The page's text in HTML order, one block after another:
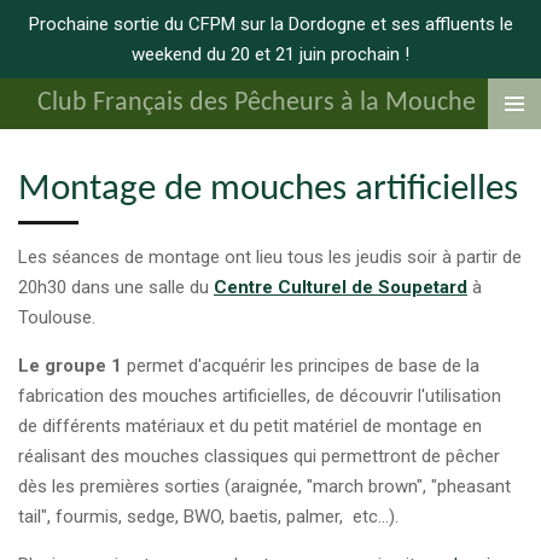
Passer
contenu
principal
Club Français des Pêcheurs à la Mouche
Prochaine sortie du CFPM sur la Dordogne et ses affluents le
weekend du 20 et 21 juin prochain !
Montage de mouches artificielles
Les séances de montage ont lieu tous les jeudis soir à partir de
20h30 dans une salle du Centre Culturel de Soupetard à
Toulouse.
Le groupe 1 permet d'acquérir les principes de base de la
fabrication des mouches artificielles, de découvrir l'utilisation
de différents matériaux et du petit matériel de montage en
réalisant des mouches classiques qui permettront de pêcher
dès les premières sorties (araignée, "march brown", "pheasant
tail", fourmis, sedge, BWO, baetis, palmer, etc...).